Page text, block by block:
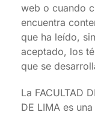
web o cuando
encuentra
que ha leído,
aceptado, los
que se
La FACULTAD
DE LIMA es